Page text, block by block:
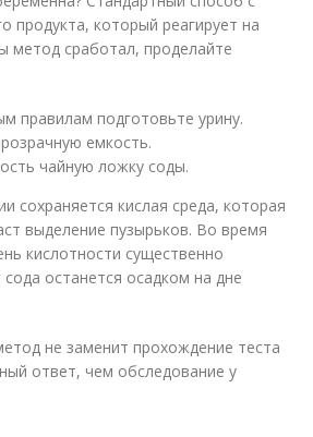
продукта, который реагирует на
метод сработал, проделайте
правилам подготовьте урину.
емкость.
чайную ложку соды.
сохраняется кислая среда, которая
выделение пузырьков. Во время
кислотности существенно
останется осадком на дне
не заменит прохождение теста
ответ, чем обследование у